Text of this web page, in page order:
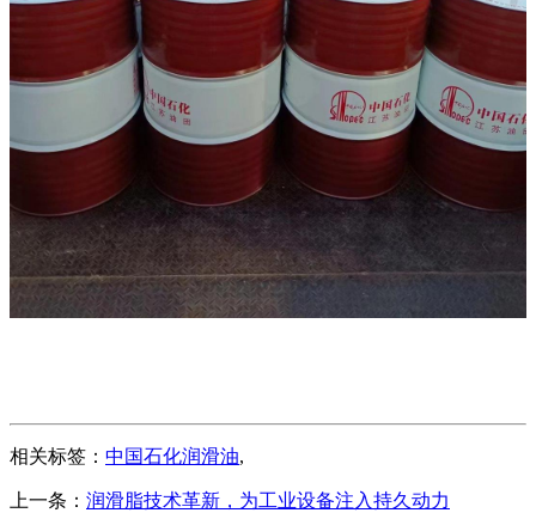
相关标签： 中国石化润滑油,
上一条： 润滑脂技术革新，为工业设备注入持久动力